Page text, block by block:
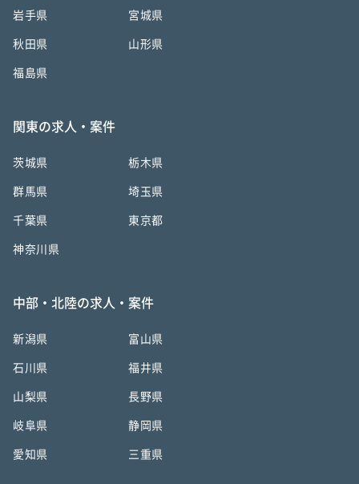
岩手県 宮城県
秋田県 山形県
福島県
関東の求人・案件
茨城県 栃木県
群馬県 埼玉県
千葉県 東京都
神奈川県
中部・北陸の求人・案件
新潟県 富山県
石川県 福井県
山梨県 長野県
岐阜県 静岡県
愛知県 三重県